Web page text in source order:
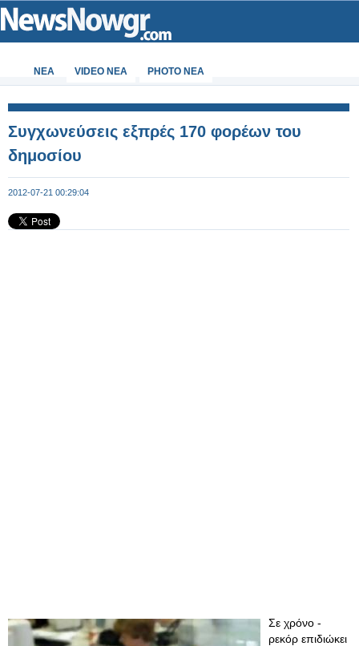
ΝΕΑ VIDEO NEA PHOTO NEA
Συγχωνεύσεις εξπρές 170 φορέων του
δημοσίου
2012-07-21 00:29:04
Σε χρόνο -
ρεκόρ επιδιώκει